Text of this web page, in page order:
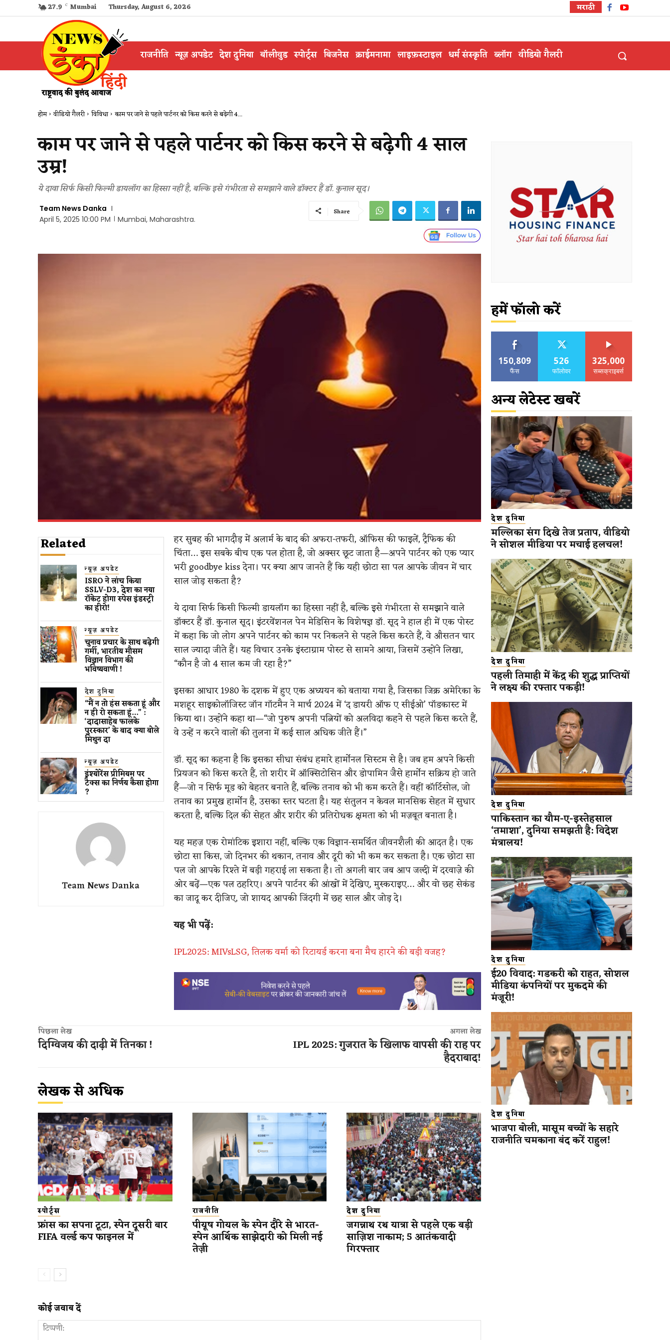
27.9 C Mumbai Thursday, August 6, 2026 मराठी
राजनीति न्यूज़ अपडेट देश दुनिया बॉलीवुड स्पोर्ट्स बिजनेस क्राईमनामा लाइफ़स्टाइल धर्म संस्कृति ब्लॉग वीडियो गैलरी
होम वीडियो गैलरी विविधा काम पर जाने से पहले पार्टनर को किस करने से बढ़ेगी 4...
काम पर जाने से पहले पार्टनर को किस करने से बढ़ेगी 4 साल
उम्र!
ये दावा सिर्फ किसी फिल्मी डायलॉग का हिस्सा नहीं है, बल्कि इसे गंभीरता से समझाने वाले डॉक्टर हैं डॉ. कुनाल सूद।
Team News Danka
April 5, 2025 10:00 PM
Mumbai, Maharashtra.
Share
Related
न्यूज़ अपडेट
ISRO ने लांच किया
SSLV-D3, देश का नया
रॉकेट होगा स्पेस इंडस्ट्री
का हीरो!
न्यूज़ अपडेट
चुनाव प्रचार के साथ बढ़ेगी
गर्मी, भारतीय मौसम
विज्ञान विभाग की
भविष्यवाणी !
देश दुनिया
“मैं न तो हंस सकता हूं और
न ही रो सकता हूं…” :
‘दादासाहेब फालके
पुरस्कार’ के बाद क्या बोले
मिथुन दा
न्यूज़ अपडेट
इंश्योरेंस प्रीमियम पर
टैक्स का निर्णय कैसा होगा
?
Team News Danka
हर सुबह की भागदौड़ में अलार्म के बाद की अफरा-तफरी, ऑफिस की फाइलें, ट्रैफिक की
चिंता… इस सबके बीच एक पल होता है, जो अक्सर छूट जाता है—अपने पार्टनर को एक प्यार
भरी goodbye kiss देना। पर क्या आप जानते हैं कि यही छोटा सा पल आपके जीवन में चार
साल जोड़ सकता है?
ये दावा सिर्फ किसी फिल्मी डायलॉग का हिस्सा नहीं है, बल्कि इसे गंभीरता से समझाने वाले
डॉक्टर हैं डॉ. कुनाल सूद। इंटरवेंशनल पेन मेडिसिन के विशेषज्ञ डॉ. सूद ने हाल ही में एक पोस्ट
में कहा कि जो लोग अपने पार्टनर को काम पर निकलने से पहले किस करते हैं, वे औसतन चार
साल ज्यादा जीते हैं। यह विचार उनके इंस्टाग्राम पोस्ट से सामने आया, जिसमें उन्होंने लिखा,
“कौन है जो 4 साल कम जी रहा है?”
इसका आधार 1980 के दशक में हुए एक अध्ययन को बताया गया है, जिसका जिक्र अमेरिका के
मशहूर साइकोलॉजिस्ट जॉन गॉटमैन ने मार्च 2024 में ‘द डायरी ऑफ ए सीईओ’ पॉडकास्ट में
किया था। उन्होंने कहा था—“जो पुरुष अपनी पत्नियों को अलविदा कहने से पहले किस करते हैं,
वे उन्हें न करने वालों की तुलना में कई साल अधिक जीते हैं।”
डॉ. सूद का कहना है कि इसका सीधा संबंध हमारे हार्मोनल सिस्टम से है। जब हम अपने किसी
प्रियजन को किस करते हैं, तो शरीर में ऑक्सिटोसिन और डोपामिन जैसे हार्मोन सक्रिय हो जाते
हैं—जो न सिर्फ मूड को बेहतर बनाते हैं, बल्कि तनाव को भी कम करते हैं। वहीं कॉर्टिसोल, जो
तनाव का प्रमुख हार्मोन है, उसका स्तर घटता है। यह संतुलन न केवल मानसिक सेहत में सुधार
करता है, बल्कि दिल की सेहत और शरीर की प्रतिरोधक क्षमता को भी मज़बूत बनाता है।
यह महज़ एक रोमांटिक इशारा नहीं, बल्कि एक विज्ञान-समर्थित जीवनशैली की आदत है। एक
छोटा सा किस, जो दिनभर की थकान, तनाव और दूरी को भी कम कर सकता है। एक छोटा सा
पल जो आपके रिश्ते में बड़ी गहराई ला सकता है। तो अगली बार जब आप जल्दी में दरवाज़े की
ओर बढ़ें—एक पल ठहरिए। अपने पार्टनर की आंखों में देखिए, मुस्कराइए… और वो छह सेकंड
का जादू कर दीजिए, जो शायद आपकी जिंदगी में छह साल और जोड़ दे।
यह भी पढ़ें:
IPL2025: MIVsLSG, तिलक वर्मा को रिटायर्ड करना बना मैच हारने की बड़ी वजह?
पिछला लेख
दिग्विजय की दाढ़ी में तिनका !
अगला लेख
IPL 2025: गुजरात के खिलाफ वापसी की राह पर
हैदराबाद!
लेखक से अधिक
स्पोर्ट्स
फ्रांस का सपना टूटा, स्पेन दूसरी बार
FIFA वर्ल्ड कप फाइनल में
राजनीति
पीयूष गोयल के स्पेन दौरे से भारत-
स्पेन आर्थिक साझेदारी को मिली नई
तेज़ी
देश दुनिया
जगन्नाथ रथ यात्रा से पहले एक बड़ी
साज़िश नाकाम; 5 आतंकवादी
गिरफ्तार
कोई जवाब दें
हमें फॉलो करें
150,809
फैंस
526
फॉलोवर
325,000
सब्सक्राइबर्स
अन्य लेटेस्ट खबरें
देश दुनिया
मल्लिका संग दिखे तेज प्रताप, वीडियो
ने सोशल मीडिया पर मचाई हलचल!
देश दुनिया
पहली तिमाही में केंद्र की शुद्ध प्राप्तियों
ने लक्ष्य की रफ्तार पकड़ी!
देश दुनिया
पाकिस्तान का यौम-ए-इस्तेहसाल
‘तमाशा’, दुनिया समझती है: विदेश
मंत्रालय!
देश दुनिया
ई20 विवाद: गडकरी को राहत, सोशल
मीडिया कंपनियों पर मुकदमे की
मंजूरी!
देश दुनिया
भाजपा बोली, मासूम बच्चों के सहारे
राजनीति चमकाना बंद करें राहुल!